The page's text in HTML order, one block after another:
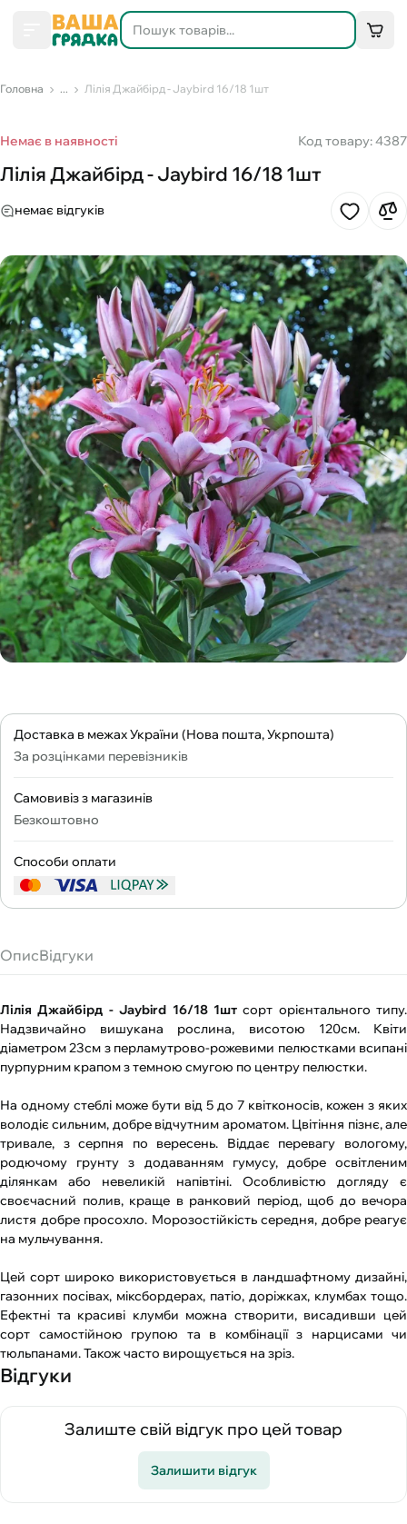
Головна ... Лілія Джайбірд - Jaybird 16/18 1шт
Немає в наявності Код товару: 4387
Лілія Джайбірд - Jaybird 16/18 1шт
немає відгуків
Доставка в межах України (Нова пошта, Укрпошта)
За розцінками перевізників
Самовивіз з магазинів
Безкоштовно
Способи оплати
ОписВідгуки
Лілія Джайбірд - Jaybird 16/18 1штсорт орієнтального типу.
Надзвичайно вишукана рослина, висотою 120см. Квіти
діаметром 23см з перламутрово-рожевими пелюстками всипані
пурпурним крапом з темною смугою по центру пелюстки.
На одному стеблі може бути від 5 до 7 квітконосів, кожен з яких
володіє сильним, добре відчутним ароматом. Цвітіння пізнє, але
тривале, з серпня по вересень. Віддає перевагу вологому,
родючому грунту з додаванням гумусу, добре освітленим
ділянкам або невеликій напівтіні. Особливістю догляду є
своєчасний полив, краще в ранковий період, щоб до вечора
листя добре просохло. Морозостійкість середня, добре реагує
на мульчування.
Цей сорт широко використовується в ландшафтному дизайні,
газонних посівах, міксбордерах, патіо, доріжках, клумбах тощо.
Ефектні та красиві клумби можна створити, висадивши цей
сорт самостійною групою та в комбінації з нарцисами чи
тюльпанами. Також часто вирощується на зріз.
Відгуки
Залиште свій відгук про цей товар
Залишити відгук